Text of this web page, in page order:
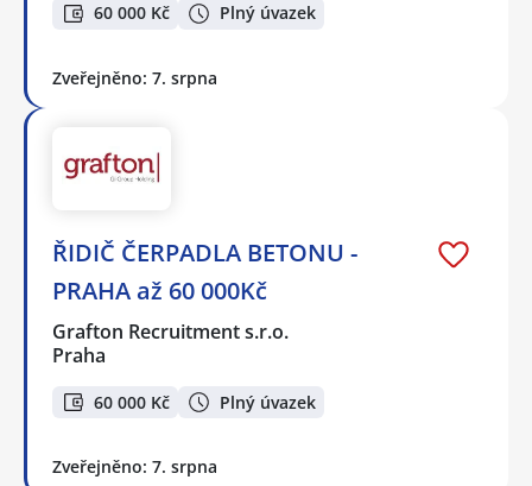
60 000 Kč Plný úvazek
Zveřejněno: 7. srpna
ŘIDIČ ČERPADLA BETONU -
PRAHA až 60 000Kč
Grafton Recruitment s.r.o.
Praha
60 000 Kč Plný úvazek
Zveřejněno: 7. srpna